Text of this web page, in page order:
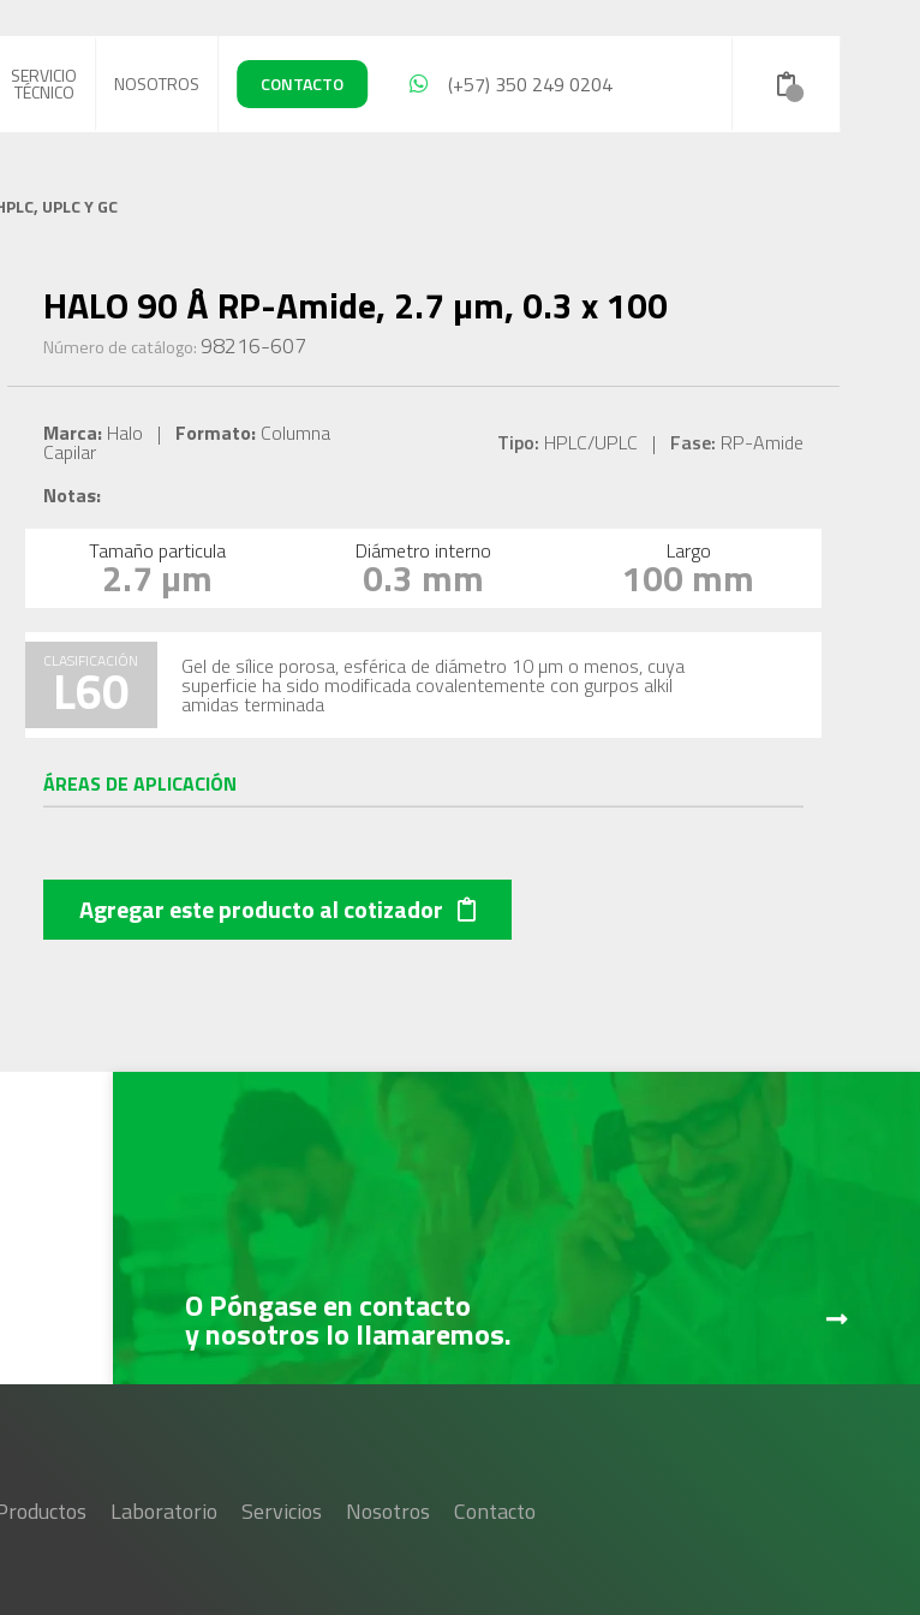
SERVICIO
TÉCNICO NOSOTROS CONTACTO (+57) 350 249 0204
UPLC Y GC
HALO 90 Å RP-Amide, 2.7 µm, 0.3 x 100
Número de catálogo: 98216-607
Marca:Halo | Formato:Columna
Capilar Tipo: HPLC/UPLC | Fase: RP-Amide
Notas:
Tamaño particula
2.7 µm Diámetro interno
0.3 mm Largo
100 mm
CLASIFICACIÓN
L60 Gel de sílice porosa, esférica de diámetro 10 µm o menos, cuya
superficie ha sido modificada covalentemente con gurpos alkil
amidas terminada
ÁREAS DE APLICACIÓN
Agregar este productoal cotizador
O Póngase en contacto
y nosotros lo llamaremos.
Laboratorio Servicios Nosotros Contacto